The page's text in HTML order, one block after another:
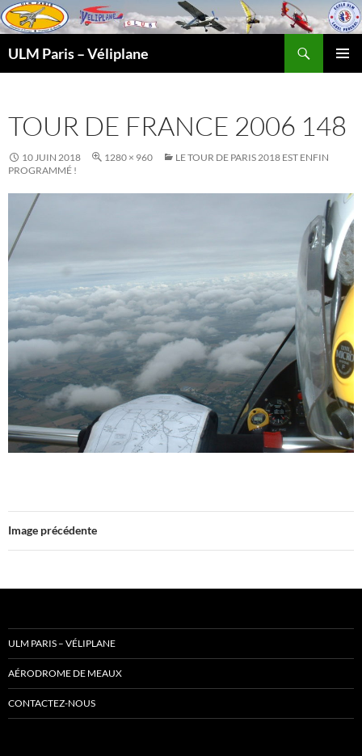
ULM Paris – Véliplane
TOUR DE FRANCE 2006 148
10 JUIN 2018 1280 × 960
LE TOUR DE PARIS 2018 EST ENFIN
PROGRAMMÉ !
Image précédente
ULM PARIS – VÉLIPLANE
AÉRODROME DE MEAUX
CONTACTEZ-NOUS